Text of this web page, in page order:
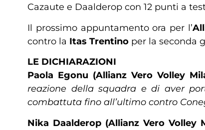
Cazaute e Daalderop con 12 punti a
Il prossimo appuntamento ora per l’
contro la Itas Trentino per la seconda
LE DICHIARAZIONI
Paola Egonu (Allianz Vero Volley
reazione della squadra e di aver
combattuta fino all’ultimo contro
Nika Daalderop (Allianz Vero Volley